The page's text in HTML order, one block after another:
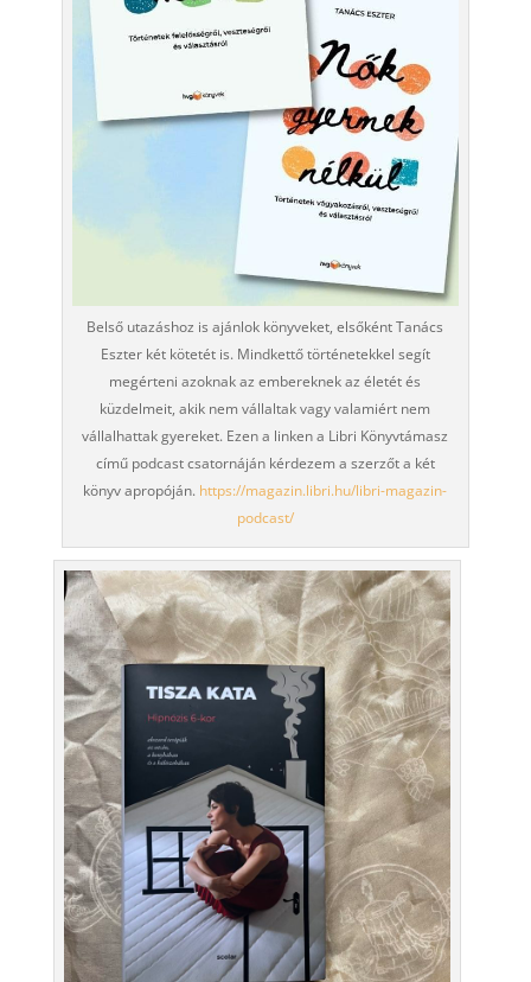
Belső utazáshoz is ajánlok könyveket, elsőként Tanács
Eszter két kötetét is. Mindkettő történetekkel segít
megérteni azoknak az embereknek az életét és
küzdelmeit, akik nem vállaltak vagy valamiért nem
vállalhattak gyereket. Ezen a linken a Libri Könyvtámasz
című podcast csatornáján kérdezem a szerzőt a két
könyv apropóján. https://magazin.libri.hu/libri-magazin-
podcast/